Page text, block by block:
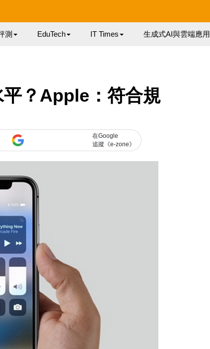
測 EduTech IT Times 生成式AI與雲端應用
？Apple：符合規
在Google
追蹤《e-zone》